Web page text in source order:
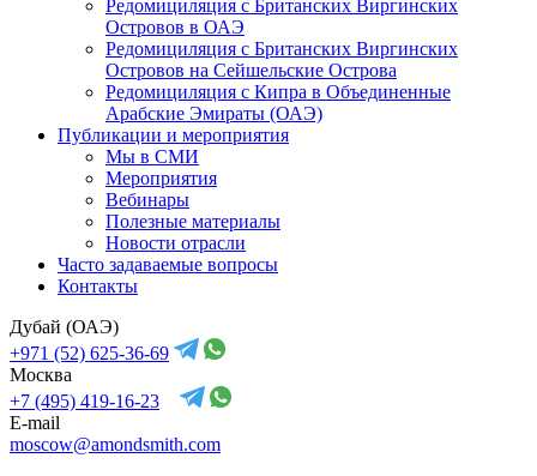
Редомициляция с Британских Виргинских
Островов в ОАЭ
Редомициляция с Британских Виргинских
Островов на Сейшельские Острова
Редомициляция с Кипра в Объединенные
Арабские Эмираты (ОАЭ)
Публикации и мероприятия
Мы в СМИ
Мероприятия
Вебинары
Полезные материалы
Новости отрасли
Часто задаваемые вопросы
Контакты
Дубай (ОАЭ)
+971 (52) 625-36-69
Москва
+7 (495) 419-16-23
E-mail
moscow@amondsmith.com